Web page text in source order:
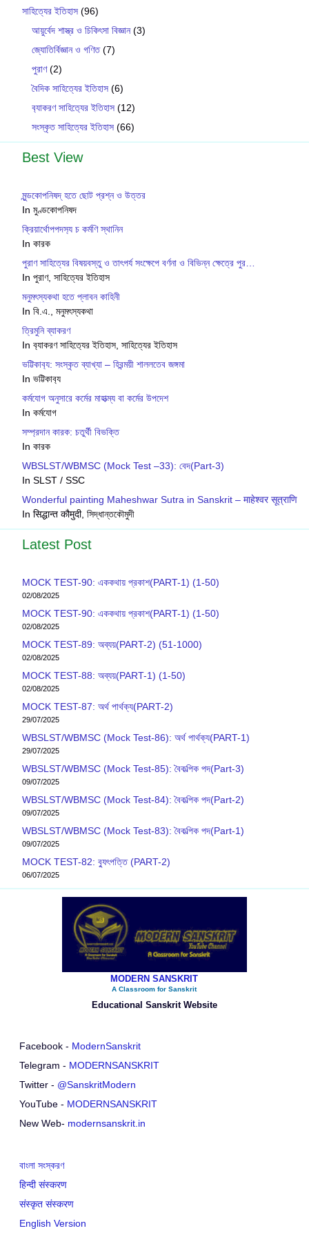
সাহিত্যের ইতিহাস (96)
আয়ুর্বেদ শাস্ত্র ও চিকিৎসা বিজ্ঞান(3)
জ্যোতির্বিজ্ঞান ও গণিত(7)
পুরাণ(2)
বৈদিক সাহিত্যের ইতিহাস (6)
ব‍্যাকরণ সাহিত‍্যের ইতিহাস (12)
সংস্কৃত সাহিত্যের ইতিহাস (66)
Best View
মুন্ডকোপনিষদ্ হতে ছোট প্রশ্ন ও উত্তর
In মুণ্ডকোপনিষদ
ক্রিয়ার্থোপপদস‍্য চ কর্মণি স্থানিন
In কারক
পুরাণ সাহিত্যের বিষয়বস্তু ও তাৎপর্য সংক্ষেপে বর্ণনা ও বিভিন্ন ক্ষেত্রে পুর…
In পুরাণ, সাহিত্যের ইতিহাস
মনুমৎস্যকথা হতে প্লাবন কাহিনী
In বি.এ., মনুমৎস্যকথা
ত্রিমুনি ব্যাকরণ
In ব‍্যাকরণ সাহিত‍্যের ইতিহাস, সাহিত্যের ইতিহাস
ভট্টিকাব‍্য: সংস্কৃত ব্যাখ্যা – হিরন্ময়ী শাললতেব জঙ্গমা
In ভট্টিকাব‍্য
কর্মযােগ অনুসারে কর্মের মাহাত্ম্য বা কর্মের উপদেশ
In কর্মযোগ
সম্প্রদান কারক: চতুর্থী বিভক্তি
In কারক
WBSLST/WBMSC (Mock Test –33): বেদ(Part-3)
In SLST / SSC
Wonderful painting Maheshwar Sutra in Sanskrit – माहेश्वर सूत्राणि
In सिद्धान्त कौमुदी, সিদ্ধান্তকৌমুদী
Latest Post
MOCK TEST-90: এককথায় প্রকাশ(PART-1) (1-50)
02/08/2025
MOCK TEST-90: এককথায় প্রকাশ(PART-1) (1-50)
02/08/2025
MOCK TEST-89: অব্যয়(PART-2) (51-1000)
02/08/2025
MOCK TEST-88: অব্যয়(PART-1) (1-50)
02/08/2025
MOCK TEST-87: অর্থ পার্থক্য(PART-2)
29/07/2025
WBSLST/WBMSC (Mock Test-86): অর্থ পার্থক্য(PART-1)
29/07/2025
WBSLST/WBMSC (Mock Test-85): বৈকল্পিক পদ(Part-3)
09/07/2025
WBSLST/WBMSC (Mock Test-84): বৈকল্পিক পদ(Part-2)
09/07/2025
WBSLST/WBMSC (Mock Test-83): বৈকল্পিক পদ(Part-1)
09/07/2025
MOCK TEST-82: ব‍্যুৎপত্তি (PART-2)
06/07/2025
MODERN SANSKRIT
A Classroom for Sanskrit
Educational Sanskrit Website
Facebook - ModernSanskrit
Telegram - MODERNSANSKRIT
Twitter - @SanskritModern
YouTube - MODERNSANSKRIT
New Web- modernsanskrit.in
বাংলা সংস্করণ
हिन्दी संस्करण
संस्कृत संस्करण
English Version